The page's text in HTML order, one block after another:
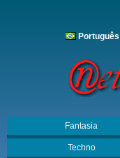
Português
Fantasia
Techno